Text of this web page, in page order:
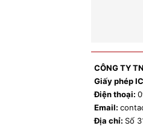
CÔNG TY
Giấy phép
Điện thoại:
Email:
Địa chỉ: Số